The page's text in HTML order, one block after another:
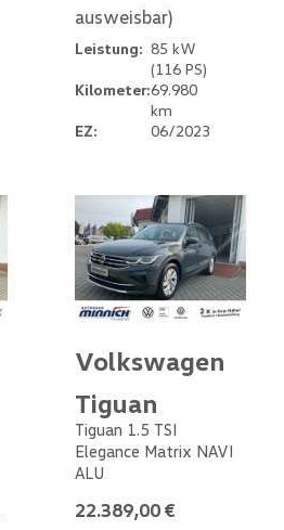
ausweisbar)
Leistung: 85 kW
(116 PS)
Kilometer:69.980
km
EZ:
06/2023
Volkswagen
Tiguan
Tiguan 1.5 TSI
Elegance Matrix NAVI
ALU
22.389,00 €